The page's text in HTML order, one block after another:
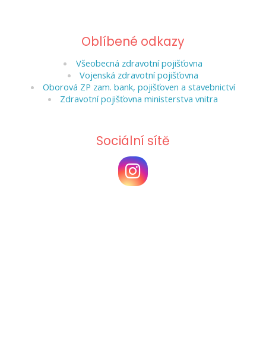
Oblíbené odkazy
Všeobecná zdravotní pojišťovna
Vojenská zdravotní pojišťovna
Oborová ZP zam. bank, pojišťoven a stavebnictví
Zdravotní pojišťovna ministerstva vnitra
Sociální sítě